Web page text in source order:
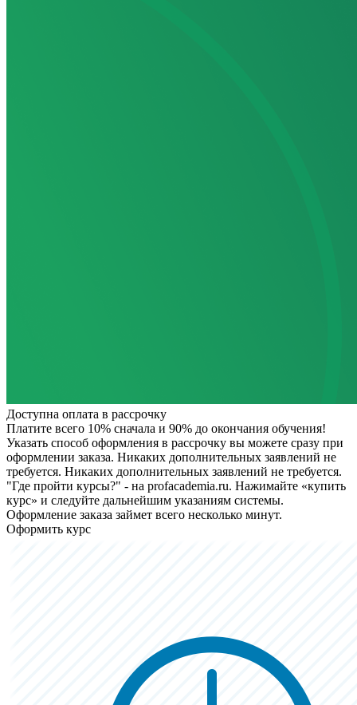
Доступна оплата в рассрочку
Платите всего 10% сначала и 90% до окончания обучения!
Указать способ оформления в рассрочку вы можете сразу при
оформлении заказа. Никаких дополнительных заявлений не
требуется. Никаких дополнительных заявлений не требуется.
"Где пройти курсы?" - на profacademia.ru. Нажимайте «купить
курс» и следуйте дальнейшим указаниям системы.
Оформление заказа займет всего несколько минут.
Оформить курс